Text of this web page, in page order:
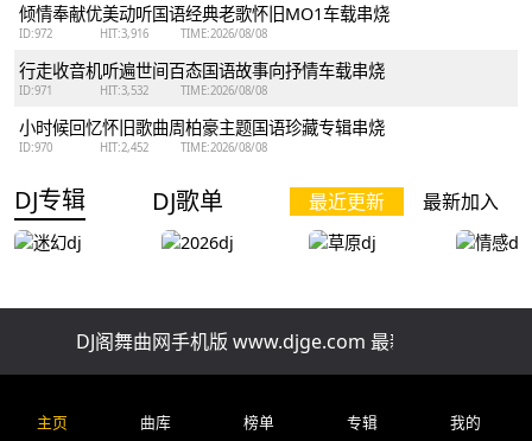
倾情奉献优美动听国语经典老歌怀旧MO1车载串烧
ID:972 HIT:3,916 TIME:2026/08/08
行走收音机听遍世间百态国语故事向抒情车载串烧
ID:971 HIT:3,532 TIME:2026/08/08
小时候回忆怀旧歌曲周柏豪主题国语珍藏专辑串烧
ID:970 HIT:2,452 TIME:2026/08/08
DJ专辑 DJ歌单 最近更新 最新加入
迷幻dj 2026dj 草原dj 情感dj
排行榜 精品串烧 慢歌串烧 酒吧串烧
DJ阁舞曲网手机版 www.djge.com 最新好听免费下载
主页 曲库 榜单 专辑 我的